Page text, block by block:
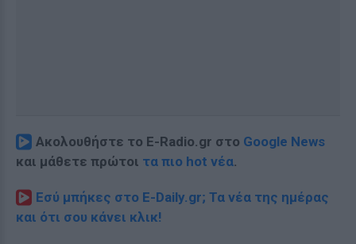
Ακολουθήστε το E-Radio.gr στο Google News
και μάθετε πρώτοι τα πιο hot νέα.
Εσύ μπήκες στο E-Daily.gr; Τα νέα της ημέρας
και ότι σου κάνει κλικ!